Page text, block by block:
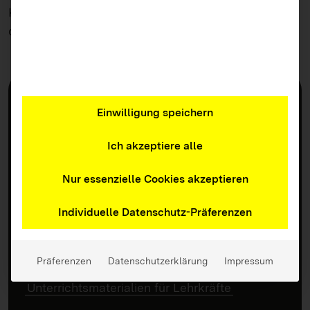
Kultus, Jugend und Sport Baden-Württemberg
durch.
BITTE WAS?!
mitmachen!
WAS?!
Unterrichtsmaterialien für Lehrkräfte
Einwilligung speichern
Ich akzeptiere alle
Nur essenzielle Cookies akzeptieren
Individuelle Datenschutz-Präferenzen
Präferenzen Datenschutzerklärung Impressum